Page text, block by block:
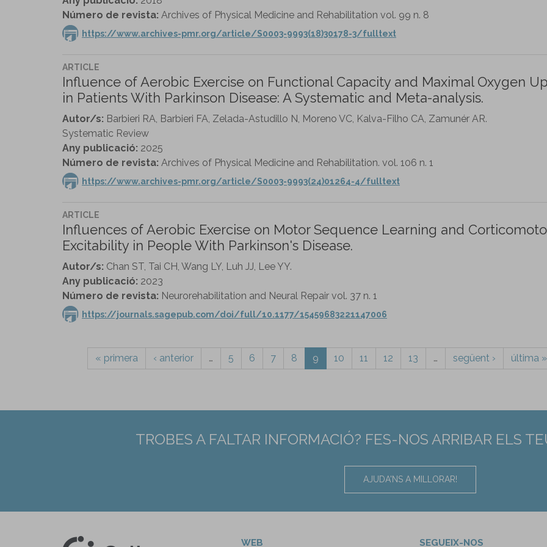
Número de revista: Archives of Physical Medicine and Rehabilitation vol. 99 n. 8
https://www.archives-pmr.org/article/S0003-9993(18)30178-3/fulltext
ARTICLE
Influence of Aerobic Exercise on Functional Capacity and Maximal Oxygen
in Patients With Parkinson Disease: A Systematic and Meta-analysis.
Autor/s: Barbieri RA, Barbieri FA, Zelada-Astudillo N, Moreno VC, Kalva-Filho CA, Zamunér AR.
Systematic Review
Any publicació: 2025
Número de revista: Archives of Physical Medicine and Rehabilitation. vol. 106 n. 1
https://www.archives-pmr.org/article/S0003-9993(24)01264-4/fulltext
ARTICLE
Influences of Aerobic Exercise on Motor Sequence Learning and
Excitability in People With Parkinson's Disease.
Autor/s: Chan ST, Tai CH, Wang LY, Luh JJ, Lee YY.
Any publicació: 2023
Número de revista: Neurorehabilitation and Neural Repair vol. 37 n. 1
https://journals.sagepub.com/doi/full/10.1177/15459683221147006
« primera ‹ anterior … 5 6 7 8 9 10 11 12 13 … següent › última »
TROBES A FALTAR INFORMACIÓ? FES-NOS ARRIBAR ELS
AJUDA'NS A MILLORAR!
WEB SEGUEIX-NOS